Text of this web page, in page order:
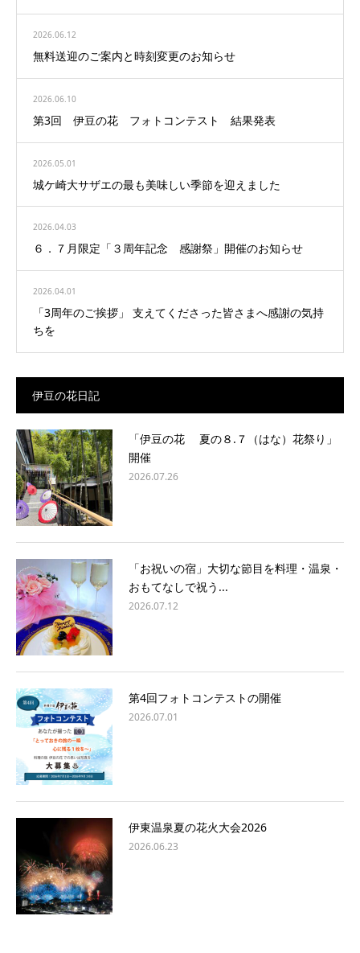
2026.06.12
無料送迎のご案内と時刻変更のお知らせ
2026.06.10
第3回 伊豆の花 フォトコンテスト 結果発表
2026.05.01
城ケ崎大サザエの最も美味しい季節を迎えました
2026.04.03
６．７月限定「３周年記念 感謝祭」開催のお知らせ
2026.04.01
「3周年のご挨拶」 支えてくださった皆さまへ感謝の気持
ちを
伊豆の花日記
「伊豆の花 夏の８.７（はな）花祭り」
開催
2026.07.26
「お祝いの宿」大切な節目を料理・温泉・
おもてなしで祝う...
2026.07.12
第4回フォトコンテストの開催
2026.07.01
伊東温泉夏の花火大会2026
2026.06.23